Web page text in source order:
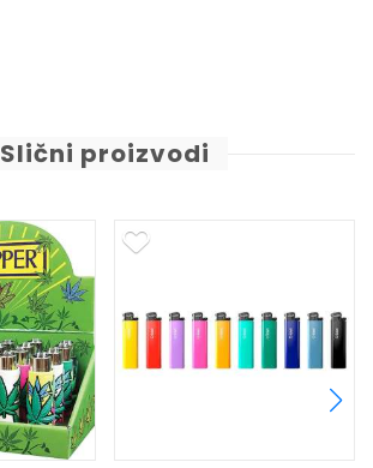
Slični proizvodi